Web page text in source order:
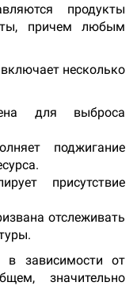
продукты
причем любым
несколько
для выброса
поджигание
присутствие
отслеживать
в зависимости от
значительно